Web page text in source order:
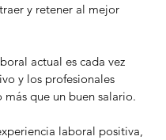
y retener al mejor
actual es cada vez
y los profesionales
más que un buen salario.
laboral positiva,